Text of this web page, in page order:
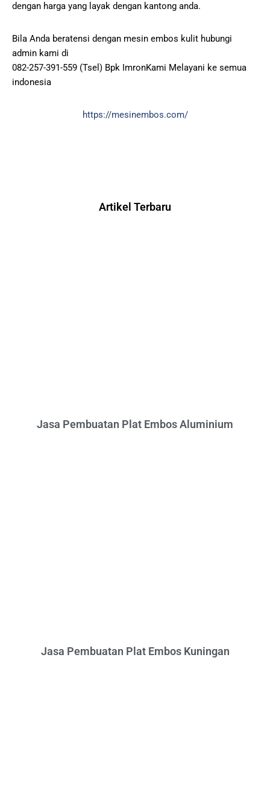
dengan harga yang layak dengan kantong anda.
Bila Anda beratensi dengan mesin embos kulit hubungi
admin kami di
082-257-391-559 (Tsel) Bpk ImronKami Melayani ke semua
indonesia
https://mesinembos.com/
Artikel Terbaru
Jasa Pembuatan Plat Embos Aluminium
Jasa Pembuatan Plat Embos Kuningan